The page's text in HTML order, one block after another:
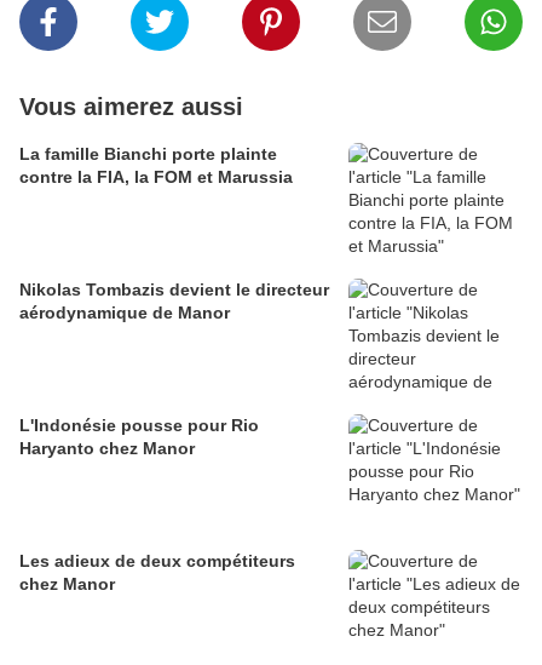
Vous aimerez aussi
La famille Bianchi porte plainte
contre la FIA, la FOM et Marussia
Nikolas Tombazis devient le directeur
aérodynamique de Manor
L'Indonésie pousse pour Rio
Haryanto chez Manor
Les adieux de deux compétiteurs
chez Manor